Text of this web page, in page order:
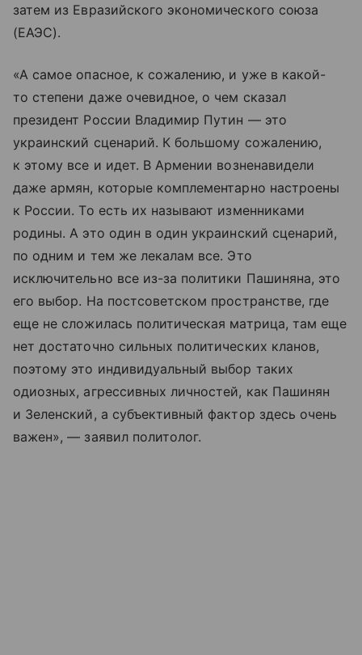
затем из Евразийского экономического союза
(ЕАЭС).
«А самое опасное, к сожалению, и уже в какой-
то степени даже очевидное, о чем сказал
президент России Владимир Путин — это
украинский сценарий. К большому сожалению,
к этому все и идет. В Армении возненавидели
даже армян, которые комплементарно настроены
к России. То есть их называют изменниками
родины. А это один в один украинский сценарий,
по одним и тем же лекалам все. Это
исключительно все из-за политики Пашиняна, это
его выбор. На постсоветском пространстве, где
еще не сложилась политическая матрица, там еще
нет достаточно сильных политических кланов,
поэтому это индивидуальный выбор таких
одиозных, агрессивных личностей, как Пашинян
и Зеленский, а субъективный фактор здесь очень
важен», — заявил политолог.